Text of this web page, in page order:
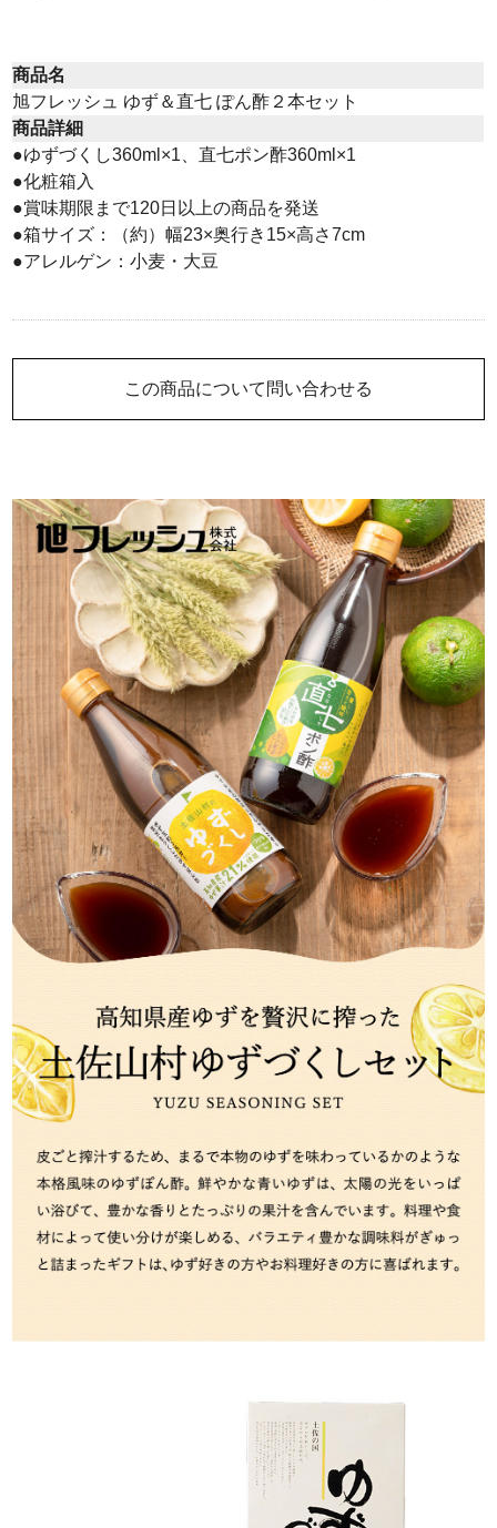
この商品について問い合わせる
商品名
旭フレッシュ ゆず＆直七 ぽん酢２本セット
商品詳細
●ゆずづくし360ml×1、直七ポン酢360ml×1
●化粧箱入
●賞味期限まで120日以上の商品を発送
●箱サイズ：（約）幅23×奥行き15×高さ7cm
●アレルゲン：小麦・大豆